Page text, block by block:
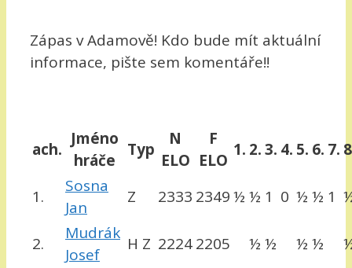
Zápas v Adamově! Kdo bude mít aktuální
informace, pište sem komentáře!!
ach.
Jméno
hráče
Typ
N
ELO
F
ELO
1. 2.3. 4. 5. 6. 7.
1.
Sosna
Jan
Z 2333 2349½ ½ 1 0 ½ ½ 1
2.
Mudrák
Josef
H Z 22242205 ½ ½ ½ ½